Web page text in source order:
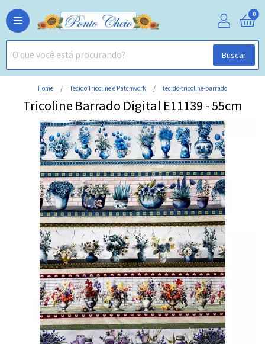
Buscar
0
Home Tecido Tricoline e Patchwork tecido-tricoline-barrado
Tricoline Barrado Digital E11139 - 55cm